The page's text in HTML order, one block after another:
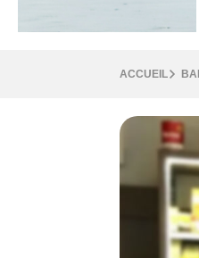
ACCUEIL